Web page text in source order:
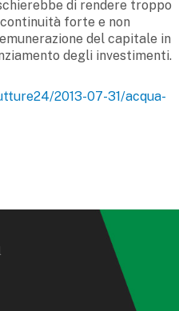
di rendere troppo
forte e non
del capitale in
degli investimenti.
2013-07-31/acqua-